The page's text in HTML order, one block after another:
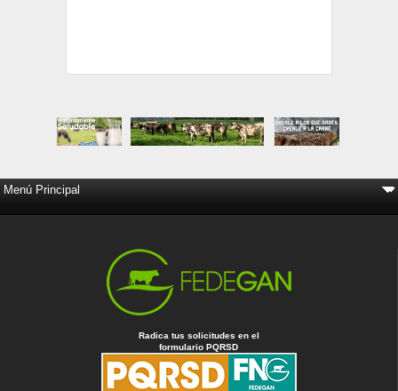
Radica tus solicitudes en el
formulario PQRSD